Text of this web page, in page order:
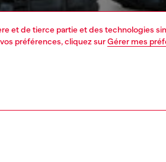
et de tierce partie et des technologies
préférences, cliquez surGérer mes